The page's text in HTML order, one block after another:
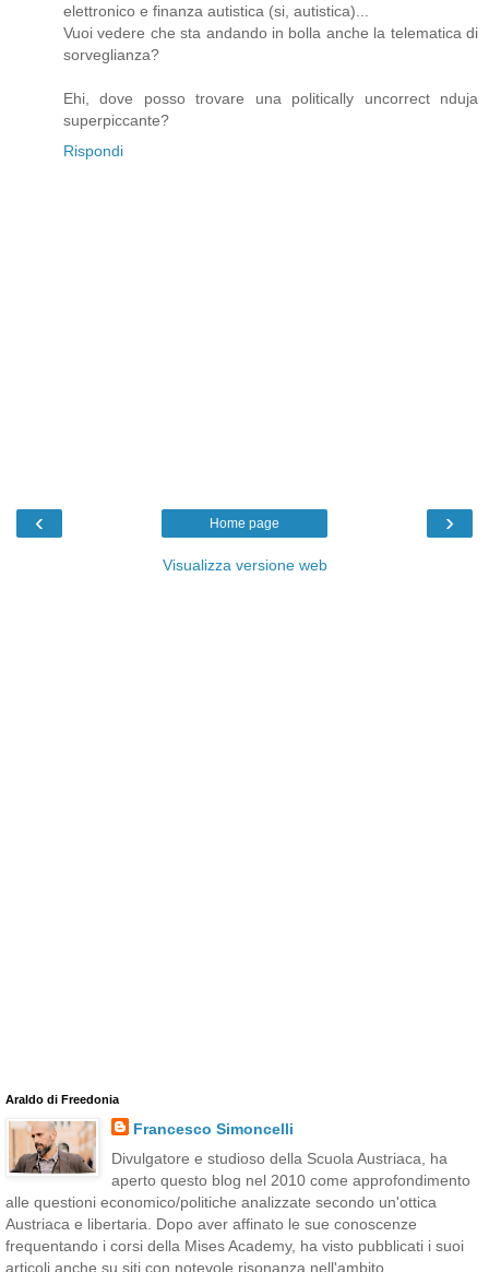
elettronico e finanza autistica (si, autistica)...
Vuoi vedere che sta andando in bolla anche la telematica di
sorveglianza?
Ehi, dove posso trovare una politically uncorrect nduja
superpiccante?
Rispondi
‹ ›
Home page
Visualizza versione web
Araldo di Freedonia
Francesco Simoncelli
Divulgatore e studioso della Scuola Austriaca, ha
aperto questo blog nel 2010 come approfondimento
alle questioni economico/politiche analizzate secondo un'ottica
Austriaca e libertaria. Dopo aver affinato le sue conoscenze
frequentando i corsi della Mises Academy, ha visto pubblicati i suoi
articoli anche su siti con notevole risonanza nell'ambito